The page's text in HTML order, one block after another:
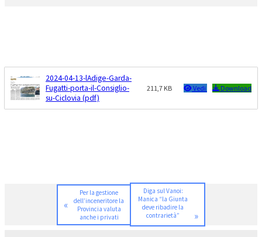
2024-04-13-lAdige-Garda-
Fugatti-porta-il-Consiglio-
su-Ciclovia (pdf)
211,7 KB Vedi Download
«
Per la gestione
dell’inceneritore la
Provincia valuta
anche i privati
Diga sul Vanoi:
Manica “la Giunta
deve ribadire la
contrarietà”
»